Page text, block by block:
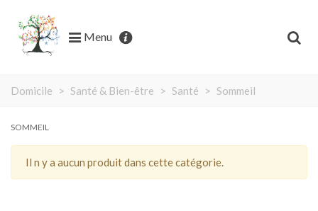
Menu
Domicile > Santé & Bien-être > Santé > Sommeil
SOMMEIL
Il n y a aucun produit dans cette catégorie.